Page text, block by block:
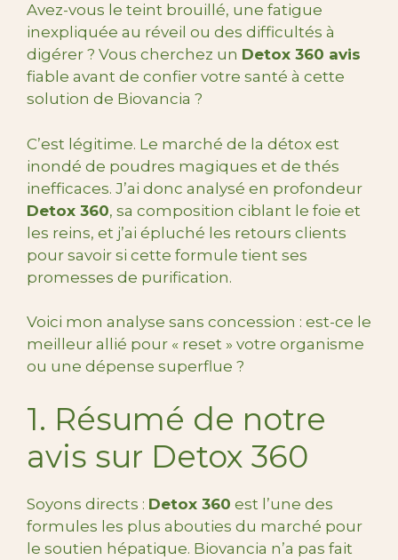
Avez-vous le teint brouillé, une fatigue
inexpliquée au réveil ou des difficultés à
digérer ? Vous cherchez un Detox 360 avis
fiable avant de confier votre santé à cette
solution de Biovancia ?
C’est légitime. Le marché de la détox est
inondé de poudres magiques et de thés
inefficaces. J’ai donc analysé en profondeur
Detox 360, sa composition ciblant le foie et
les reins, et j’ai épluché les retours clients
pour savoir si cette formule tient ses
promesses de purification.
Voici mon analyse sans concession : est-ce le
meilleur allié pour « reset » votre organisme
ou une dépense superflue ?
1. Résumé de notre
avis sur Detox 360
Soyons directs : Detox 360 est l’une des
formules les plus abouties du marché pour
le soutien hépatique. Biovancia n’a pas fait